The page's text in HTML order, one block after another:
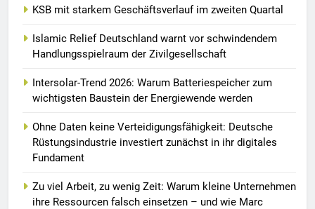
KSB mit starkem Geschäftsverlauf im zweiten Quartal
Islamic Relief Deutschland warnt vor schwindendem
Handlungsspielraum der Zivilgesellschaft
Intersolar-Trend 2026: Warum Batteriespeicher zum
wichtigsten Baustein der Energiewende werden
Ohne Daten keine Verteidigungsfähigkeit: Deutsche
Rüstungsindustrie investiert zunächst in ihr digitales
Fundament
Zu viel Arbeit, zu wenig Zeit: Warum kleine Unternehmen
ihre Ressourcen falsch einsetzen – und wie Marc